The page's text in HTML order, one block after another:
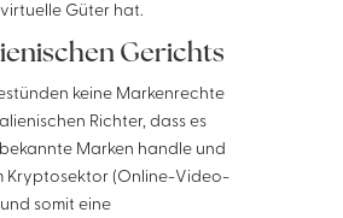
Güter hat.
Gerichts
keine Markenrechte
Richter, dass es
Marken handle und
Kryptosektor (Online-Video-
somit eine